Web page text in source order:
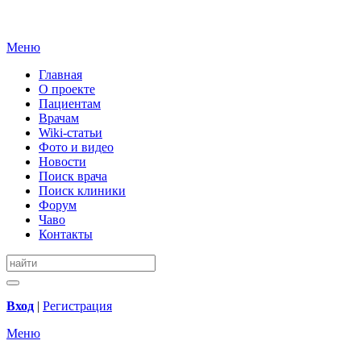
Меню
Главная
О проекте
Пациентам
Врачам
Wiki-статьи
Фото и видео
Новости
Поиск врача
Поиск клиники
Форум
Чаво
Контакты
Вход | Регистрация
Меню